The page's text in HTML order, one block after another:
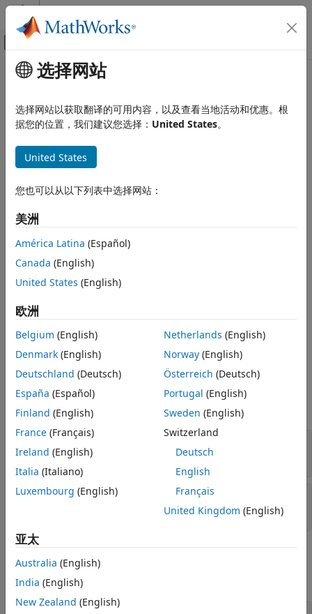
跳到内容
画布外导航菜单切换
文档主页
MATLAB Report Generator
内容生成
本页内容
语法
输出参量
示例
提示
版本历史记录
另请参阅
主要内容
本页采用了机器翻译。点击此处可查看英文原文。
addHTML
类:mlreportgen.dom.Document
命名空间:mlreportgen.dom
将 HTML 字符串追加到文档
全页展开
语法
htmlObjOut = addHTML(documentObj,htmlText)
将一串 HTML 文
本转换为一组 DOM 对象，并将该组追加到Document对象
documentObj。
输入参数
全部展开
mlreportgen.dom.Document对象
htmlText— HTML 文本
输出参量
全部展开
选择网站
选择网站以获取翻译的可用内容，以及查看当地活动和优惠。根
据您的位置，我们建议您选择： United States。
United States
您也可以从以下列表中选择网站：
美洲
América Latina (Español)
Canada (English)
United States (English)
欧洲
Belgium (English)
Denmark (English)
Deutschland (Deutsch)
España (Español)
Finland (English)
France (Français)
Ireland (English)
Italia (Italiano)
Luxembourg (English)
Netherlands (English)
Norway(English)
Österreich (Deutsch)
Portugal (English)
Sweden (English)
Switzerland
Deutsch
English
Français
United Kingdom (English)
亚太
Australia (English)
India (English)
New Zealand (English)